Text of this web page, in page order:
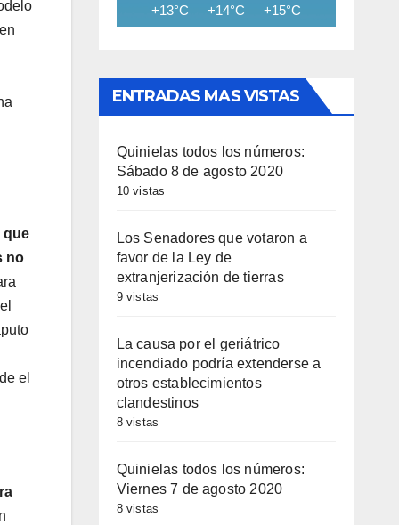
que
no
el
+13°C +14°C +15°C
ENTRADAS MAS VISTAS
Quinielas todos los números:
Sábado 8 de agosto 2020
10 vistas
Los Senadores que votaron a
favor de la Ley de
extranjerización de tierras
9 vistas
La causa por el geriátrico
incendiado podría extenderse a
otros establecimientos
clandestinos
8 vistas
Quinielas todos los números:
Viernes 7 de agosto 2020
8 vistas